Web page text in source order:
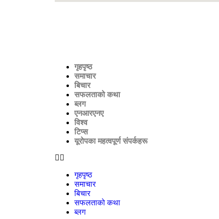
गृहपृष्ठ
समाचार
बिचार
सफलताको कथा
ब्लग
एनआरएनए
विश्व
टिप्स
यूरोपका महत्वपूर्ण संपर्कहरू
गृहपृष्ठ
समाचार
बिचार
सफलताको कथा
ब्लग